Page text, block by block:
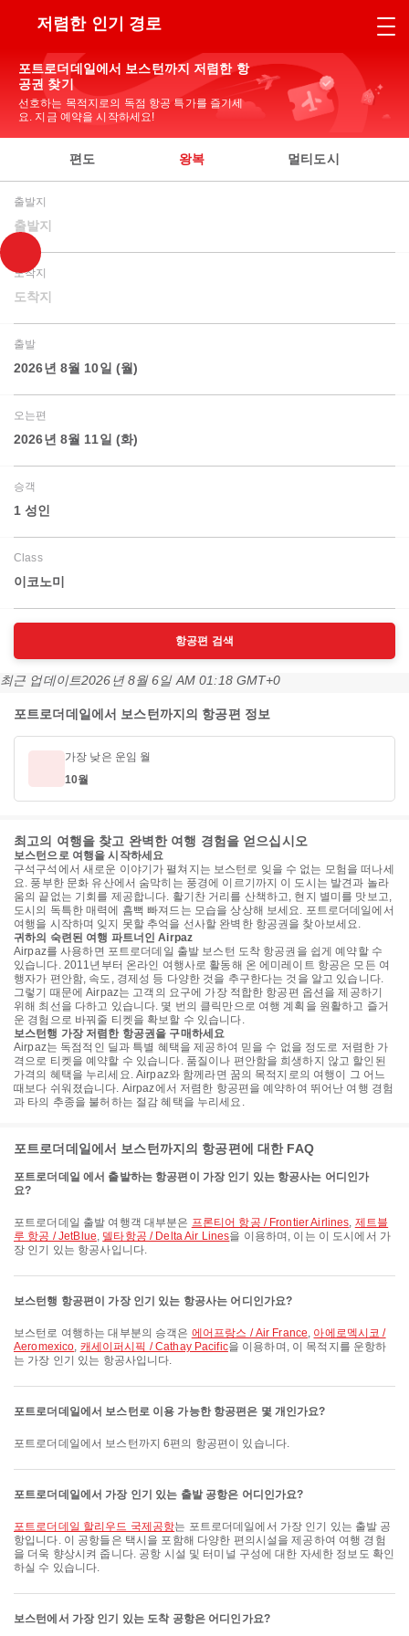
저렴한 인기 경로
포트로더데일에서 보스턴까지 저렴한 항
공권 찾기
선호하는 목적지로의 독점 항공 특가를 즐기세
요. 지금 예약을 시작하세요!
편도 왕복 멀티도시
출발지
출발지
도착지
도착지
출발
2026년 8월 10일 (월)
오는편
2026년 8월 11일 (화)
승객
1 성인
Class
이코노미
항공편 검색
최근 업데이트2026년 8월 6일 AM 01:18 GMT+0
포트로더데일에서 보스턴까지의 항공편 정보
가장 낮은 운임 월
10월
최고의 여행을 찾고 완벽한 여행 경험을 얻으십시오
보스턴으로 여행을 시작하세요
구석구석에서 새로운 이야기가 펼쳐지는 보스턴로 잊을 수 없는 모험을 떠나세
요. 풍부한 문화 유산에서 숨막히는 풍경에 이르기까지 이 도시는 발견과 놀라
움의 끝없는 기회를 제공합니다. 활기찬 거리를 산책하고, 현지 별미를 맛보고,
도시의 독특한 매력에 흠뻑 빠져드는 모습을 상상해 보세요. 포트로더데일에서
여행을 시작하며 잊지 못할 추억을 선사할 완벽한 항공권을 찾아보세요.
귀하의 숙련된 여행 파트너인 Airpaz
Airpaz를 사용하면 포트로더데일 출발 보스턴 도착 항공권을 쉽게 예약할 수
있습니다. 2011년부터 온라인 여행사로 활동해 온 에미레이트 항공은 모든 여
행자가 편안함, 속도, 경제성 등 다양한 것을 추구한다는 것을 알고 있습니다.
그렇기 때문에 Airpaz는 고객의 요구에 가장 적합한 항공편 옵션을 제공하기
위해 최선을 다하고 있습니다. 몇 번의 클릭만으로 여행 계획을 원활하고 즐거
운 경험으로 바꿔줄 티켓을 확보할 수 있습니다.
보스턴행 가장 저렴한 항공권을 구매하세요
Airpaz는 독점적인 딜과 특별 혜택을 제공하여 믿을 수 없을 정도로 저렴한 가
격으로 티켓을 예약할 수 있습니다. 품질이나 편안함을 희생하지 않고 할인된
가격의 혜택을 누리세요. Airpaz와 함께라면 꿈의 목적지로의 여행이 그 어느
때보다 쉬워졌습니다. Airpaz에서 저렴한 항공편을 예약하여 뛰어난 여행 경험
과 타의 추종을 불허하는 절감 혜택을 누리세요.
포트로더데일에서 보스턴까지의 항공편에 대한 FAQ
포트로더데일 에서 출발하는 항공편이 가장 인기 있는 항공사는 어디인가
요?
포트로더데일 출발 여행객 대부분은 프론티어 항공 / Frontier Airlines, 제트블
루 항공 / JetBlue, 델타항공 / Delta Air Lines을 이용하며, 이는 이 도시에서 가
장 인기 있는 항공사입니다.
보스턴행 항공편이 가장 인기 있는 항공사는 어디인가요?
보스턴로 여행하는 대부분의 승객은 에어프랑스 / Air France, 아에로멕시코 /
Aeromexico, 캐세이퍼시픽 / Cathay Pacific을 이용하며, 이 목적지를 운항하
는 가장 인기 있는 항공사입니다.
포트로더데일에서 보스턴로 이용 가능한 항공편은 몇 개인가요?
포트로더데일에서 보스턴까지 6편의 항공편이 있습니다.
포트로더데일에서 가장 인기 있는 출발 공항은 어디인가요?
포트로더데일 할리우드 국제공항는 포트로더데일에서 가장 인기 있는 출발 공
항입니다. 이 공항들은 택시을 포함해 다양한 편의시설을 제공하여 여행 경험
을 더욱 향상시켜 줍니다. 공항 시설 및 터미널 구성에 대한 자세한 정보도 확인
하실 수 있습니다.
보스턴에서 가장 인기 있는 도착 공항은 어디인가요?